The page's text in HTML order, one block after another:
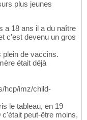
plus jeunes
a 18 ans il a du naître
c'est devenu un gros
plein de vaccins.
était déjà
hcp/imz/child-
le tableau, en 19
peut-être moins,